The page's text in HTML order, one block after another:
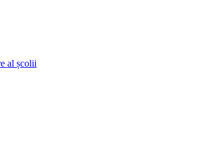
al școlii